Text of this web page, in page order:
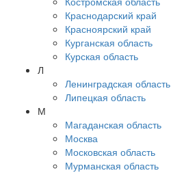
Краснодарский край
Красноярский край
Курганская область
Курская область
Л
Ленинградская область
Липецкая область
М
Магаданская область
Москва
Московская область
Мурманская область